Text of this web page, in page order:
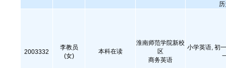
2003332
李教员
(女)
本科在读
淮南师范学院新校
区
商务英语
小学英语, 初